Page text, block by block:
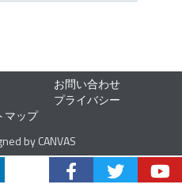
お問い合わせ
プライバシー
マップ
by CANVAS